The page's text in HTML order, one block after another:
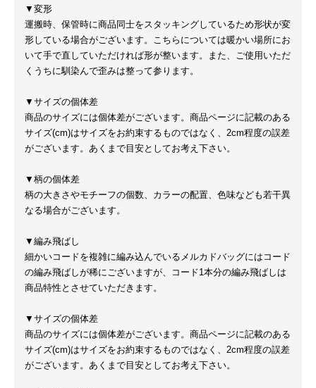
▼変形
運搬時、保管時に商品同士をスタッキングしているため形状が変
形している場合がございます。こちらについては暖かい場所にお
いて手で直していただければ形が整います。また、ご使用いただ
くうちに馴染んで歪みは整って参ります。
▼サイズの個体差
商品のサイズには個体差がございます。商品ページに記載のある
サイズ(cm)はサイズをお約束するものではなく、2cm程度の誤差
がございます。あくまで目安としてお考え下さい。
▼柄の個体差
柄の大きさやモチーフの個数、カラーの配置、色味なども若干異
なる場合がございます。
▼編み飛ばし
細かいコードを複雑に編み込んでいるメルカドバッグにはコード
の編み飛ばしが稀にございますが、コード1本分の編み飛ばしは
商品特性とさせていただきます。
▼サイズの個体差
商品のサイズには個体差がございます。商品ページに記載のある
サイズ(cm)はサイズをお約束するものではなく、2cm程度の誤差
がございます。あくまで目安としてお考え下さい。